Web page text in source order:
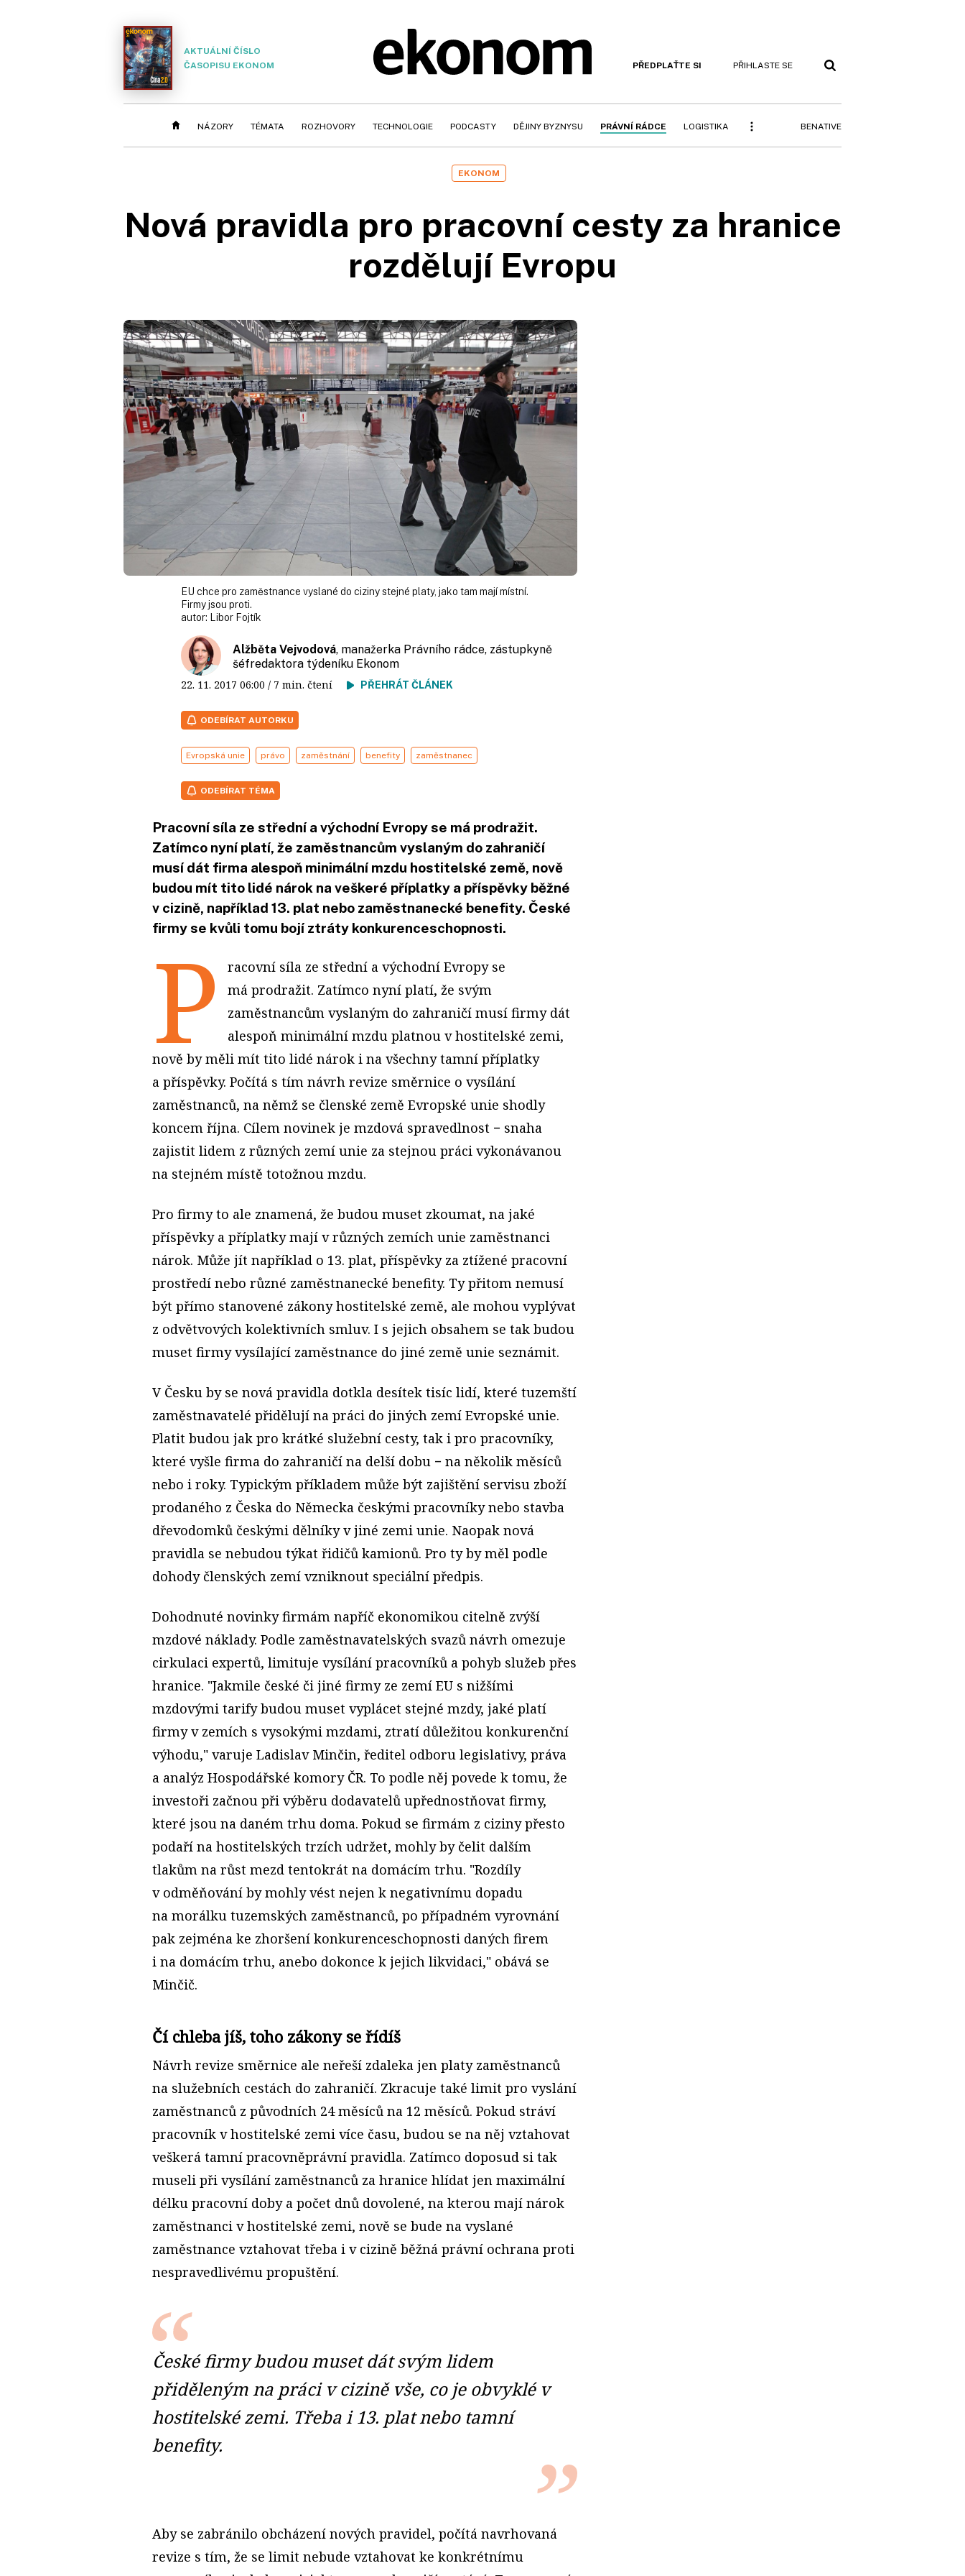
AKTUÁLNÍ ČÍSLO
ČASOPISU EKONOM
PŘEDPLAŤTE SI PŘIHLASTE SE
NÁZORY TÉMATA ROZHOVORY TECHNOLOGIE PODCASTY DĚJINY BYZNYSU PRÁVNÍ RÁDCE LOGISTIKA BENATIVE
EKONOM
Nová pravidla pro pracovní cesty za hranice
rozdělují Evropu
EU chce pro zaměstnance vyslané do ciziny stejné platy, jako tam mají místní.
Firmy jsou proti.
autor: Libor Fojtík
Alžběta Vejvodová, manažerka Právního rádce, zástupkyně
šéfredaktora týdeníku Ekonom
22. 11. 2017 06:00 / 7 min. čtení PŘEHRÁT ČLÁNEK
ODEBÍRAT AUTORKU
Evropská unie právo zaměstnání benefity zaměstnanec
ODEBÍRAT TÉMA
Pracovní síla ze střední a východní Evropy se má prodražit.
Zatímco nyní platí, že zaměstnancům vyslaným do zahraničí
musí dát firma alespoň minimální mzdu hostitelské země, nově
budou mít tito lidé nárok na veškeré příplatky a příspěvky běžné
v cizině, například 13. plat nebo zaměstnanecké benefity. České
firmy se kvůli tomu bojí ztráty konkurenceschopnosti.
P
racovní síla ze střední a východní Evropy se
má prodražit. Zatímco nyní platí, že svým
zaměstnancům vyslaným do zahraničí musí firmy dát
alespoň minimální mzdu platnou v hostitelské zemi,
nově by měli mít tito lidé nárok i na všechny tamní příplatky
a příspěvky. Počítá s tím návrh revize směrnice o vysílání
zaměstnanců, na němž se členské země Evropské unie shodly
koncem října. Cílem novinek je mzdová spravedlnost − snaha
zajistit lidem z různých zemí unie za stejnou práci vykonávanou
na stejném místě totožnou mzdu.
Pro firmy to ale znamená, že budou muset zkoumat, na jaké
příspěvky a příplatky mají v různých zemích unie zaměstnanci
nárok. Může jít například o 13. plat, příspěvky za ztížené pracovní
prostředí nebo různé zaměstnanecké benefity. Ty přitom nemusí
být přímo stanovené zákony hostitelské země, ale mohou vyplývat
z odvětvových kolektivních smluv. I s jejich obsahem se tak budou
muset firmy vysílající zaměstnance do jiné země unie seznámit.
V Česku by se nová pravidla dotkla desítek tisíc lidí, které tuzemští
zaměstnavatelé přidělují na práci do jiných zemí Evropské unie.
Platit budou jak pro krátké služební cesty, tak i pro pracovníky,
které vyšle firma do zahraničí na delší dobu − na několik měsíců
nebo i roky. Typickým příkladem může být zajištění servisu zboží
prodaného z Česka do Německa českými pracovníky nebo stavba
dřevodomků českými dělníky v jiné zemi unie. Naopak nová
pravidla se nebudou týkat řidičů kamionů. Pro ty by měl podle
dohody členských zemí vzniknout speciální předpis.
Dohodnuté novinky firmám napříč ekonomikou citelně zvýší
mzdové náklady. Podle zaměstnavatelských svazů návrh omezuje
cirkulaci expertů, limituje vysílání pracovníků a pohyb služeb přes
hranice. "Jakmile české či jiné firmy ze zemí EU s nižšími
mzdovými tarify budou muset vyplácet stejné mzdy, jaké platí
firmy v zemích s vysokými mzdami, ztratí důležitou konkurenční
výhodu," varuje Ladislav Minčin, ředitel odboru legislativy, práva
a analýz Hospodářské komory ČR. To podle něj povede k tomu, že
investoři začnou při výběru dodavatelů upřednostňovat firmy,
které jsou na daném trhu doma. Pokud se firmám z ciziny přesto
podaří na hostitelských trzích udržet, mohly by čelit dalším
tlakům na růst mezd tentokrát na domácím trhu. "Rozdíly
v odměňování by mohly vést nejen k negativnímu dopadu
na morálku tuzemských zaměstnanců, po případném vyrovnání
pak zejména ke zhoršení konkurenceschopnosti daných firem
i na domácím trhu, anebo dokonce k jejich likvidaci," obává se
Minčič.
Čí chleba jíš, toho zákony se řídíš
Návrh revize směrnice ale neřeší zdaleka jen platy zaměstnanců
na služebních cestách do zahraničí. Zkracuje také limit pro vyslání
zaměstnanců z původních 24 měsíců na 12 měsíců. Pokud stráví
pracovník v hosti­telské zemi více času, budou se na něj vztahovat
veškerá tamní pracovněprávní pravidla. Zatímco doposud si tak
museli při vysílání zaměstnanců za hranice hlídat jen maximální
délku pracovní doby a počet dnů dovolené, na kterou mají nárok
zaměstnanci v hostitelské zemi, nově se bude na vyslané
zaměstnance vztahovat třeba i v cizině běžná právní ochrana proti
nespravedlivému propuštění.
České firmy budou muset dát svým lidem
přiděleným na práci v cizině vše, co je obvyklé v
hostitelské zemi. Třeba i 13. plat nebo tamní
benefity.
Aby se zabránilo obcházení nových pravidel, počítá navrhovaná
revize s tím, že se limit nebude vztahovat ke konkrétnímu